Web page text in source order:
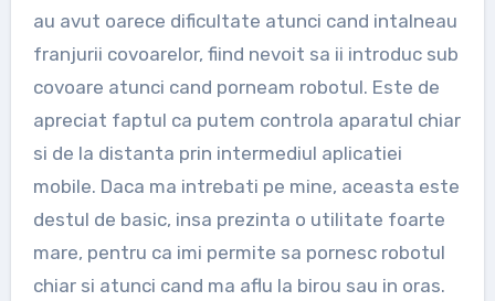
au avut oarece dificultate atunci cand intalneau
franjurii covoarelor, fiind nevoit sa ii introduc sub
covoare atunci cand porneam robotul. Este de
apreciat faptul ca putem controla aparatul chiar
si de la distanta prin intermediul aplicatiei
mobile. Daca ma intrebati pe mine, aceasta este
destul de basic, insa prezinta o utilitate foarte
mare, pentru ca imi permite sa pornesc robotul
chiar si atunci cand ma aflu la birou sau in oras.